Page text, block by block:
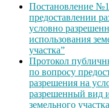
Постановление
предоставлении
условно
использования
участка”
Протокол
по вопросу
разрешения на
разрешенный вид
земельного участка